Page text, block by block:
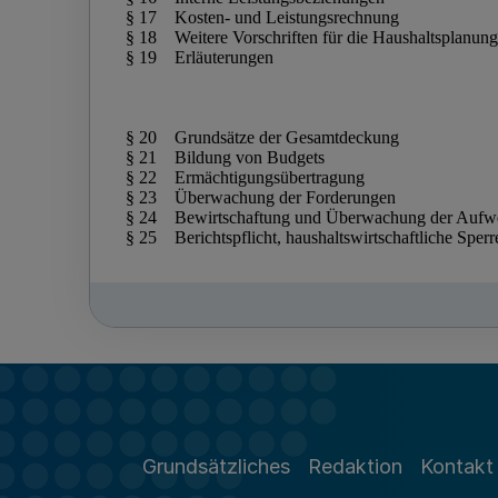
Grundsätzliches Redaktion Kontakt